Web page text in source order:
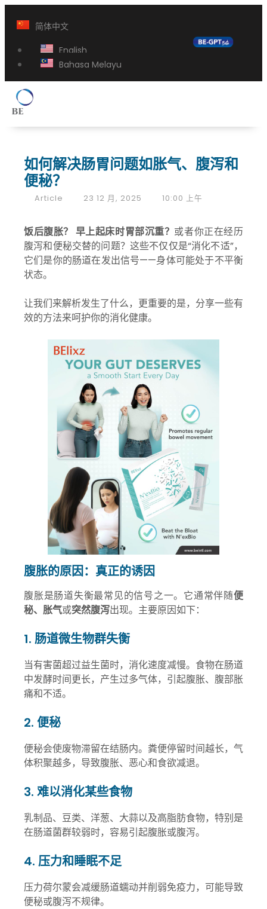
简体中文
English
Bahasa Melayu
如何解决肠胃问题如胀气、腹泻和
便秘？
Article 23 12 月, 2025 10:00 上午
饭后腹胀？ 早上起床时胃部沉重？ 或者你正在经历
腹泻和便秘交替的问题？这些不仅仅是“消化不适”，
它们是你的肠道在发出信号——身体可能处于不平衡
状态。
让我们来解析发生了什么，更重要的是，分享一些有
效的方法来呵护你的消化健康。
腹胀的原因：真正的诱因
腹胀是肠道失衡最常见的信号之一。它通常伴随便
秘、胀气或突然腹泻出现。主要原因如下：
1. 肠道微生物群失衡
当有害菌超过益生菌时，消化速度减慢。食物在肠道
中发酵时间更长，产生过多气体，引起腹胀、腹部胀
痛和不适。
2. 便秘
便秘会使废物滞留在结肠内。粪便停留时间越长，气
体积聚越多，导致腹胀、恶心和食欲减退。
3. 难以消化某些食物
乳制品、豆类、洋葱、大蒜以及高脂肪食物，特别是
在肠道菌群较弱时，容易引起腹胀或腹泻。
4. 压力和睡眠不足
压力荷尔蒙会减缓肠道蠕动并削弱免疫力，可能导致
便秘或腹泻不规律。